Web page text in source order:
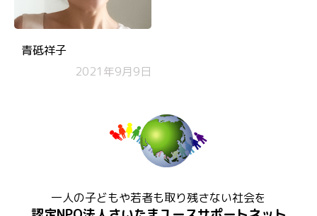
青砥祥子
2021年9月9日
一人の子どもや若者も取り残さない社会を